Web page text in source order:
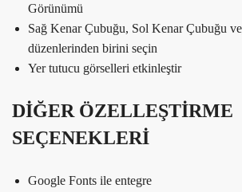
Görünümü
Sağ Kenar Çubuğu, Sol Kenar Çubuğu
düzenlerinden birini seçin
Yer tutucu görselleri etkinleştir
DİĞER ÖZELLEŞTİRME
SEÇENEKLERİ
Google Fonts ile entegre